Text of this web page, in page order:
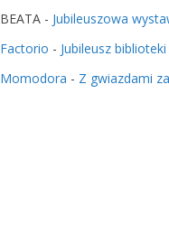
BEATA - Jubileuszowa
Factorio - Jubileusz
Momodora - Z gwiazdami